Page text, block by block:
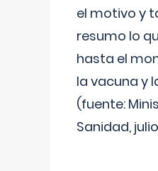
el motivo y
resumo lo
hasta el
la vacuna y
(fuente:
Sanidad,